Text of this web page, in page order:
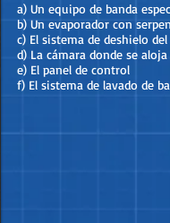
a) Un equipo de banda
b) Un evaporador con
c) El sistema de deshielo
d) La cámara donde se
e) El panel de control
f) El sistema de lavado de